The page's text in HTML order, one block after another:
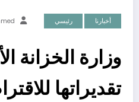
أخبارنا رئيسي
وزارة الخزانة
تقديراتها